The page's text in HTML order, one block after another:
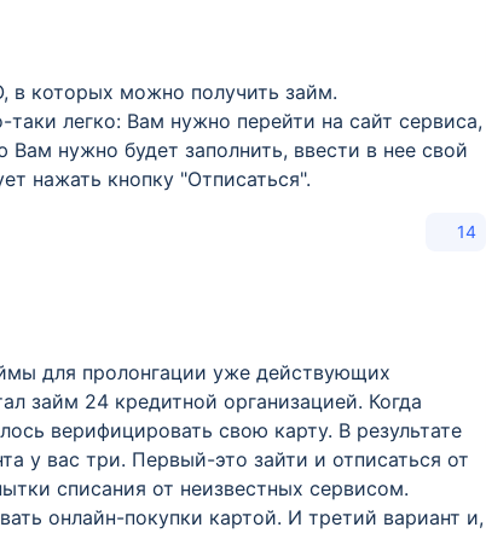
в которых можно получить займ.
легко: Вам нужно перейти на сайт сервиса,
нужно будет заполнить, ввести в нее свой
нажать кнопку "Отписаться".
14
для пролонгации уже действующих
займ 24 кредитной организацией. Когда
верифицировать свою карту. В результате
у вас три. Первый-это зайти и отписаться от
списания от неизвестных сервисом.
онлайн-покупки картой. И третий вариант и,